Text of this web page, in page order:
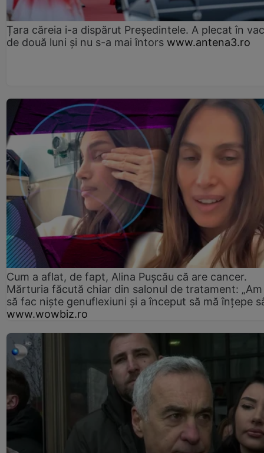
Țara căreia i-a dispărut Președintele. A plecat în
de două luni și nu s-a mai întors www.antena3.ro
Cum a aflat, de fapt, Alina Pușcău că are cancer.
Mărturia făcută chiar din salonul de tratament:
să fac niște genuflexiuni și a început să mă înțepe
www.wowbiz.ro